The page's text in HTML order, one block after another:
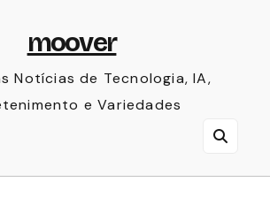
moover
Notícias de Tecnologia, IA,
e Variedades